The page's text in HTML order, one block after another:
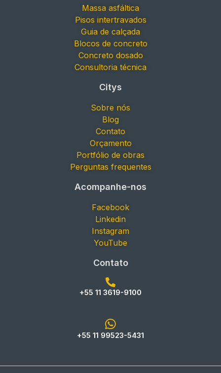
Massa asfáltica
Pisos intertravados
Guia de calçada
Blocos de concreto
Concreto dosado
Consultoria técnica
Citys
Sobre nós
Blog
Contato
Orçamento
Portfólio de obras
Perguntas frequentes
Acompanhe-nos
Facebook
Linkedin
Instagram
YouTube
Contato
+55 11 3619-9100
+55 11 99523-5431